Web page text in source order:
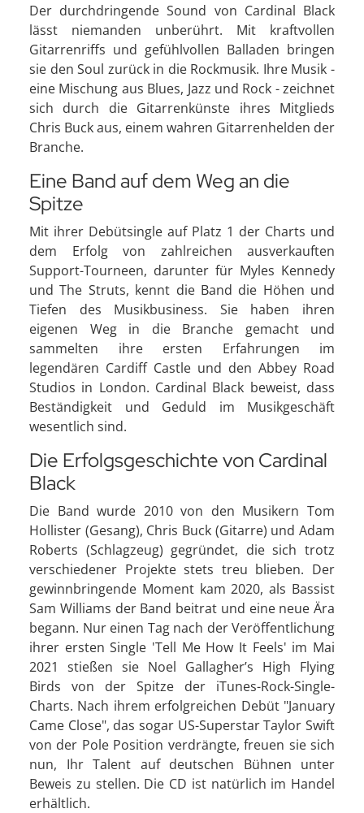
Der durchdringende Sound von Cardinal Black
lässt niemanden unberührt. Mit kraftvollen
Gitarrenriffs und gefühlvollen Balladen bringen
sie den Soul zurück in die Rockmusik. Ihre Musik -
eine Mischung aus Blues, Jazz und Rock - zeichnet
sich durch die Gitarrenkünste ihres Mitglieds
Chris Buck aus, einem wahren Gitarrenhelden der
Branche.
Eine Band auf dem Weg an die
Spitze
Mit ihrer Debütsingle auf Platz 1 der Charts und
dem Erfolg von zahlreichen ausverkauften
Support-Tourneen, darunter für Myles Kennedy
und The Struts, kennt die Band die Höhen und
Tiefen des Musikbusiness. Sie haben ihren
eigenen Weg in die Branche gemacht und
sammelten ihre ersten Erfahrungen im
legendären Cardiff Castle und den Abbey Road
Studios in London. Cardinal Black beweist, dass
Beständigkeit und Geduld im Musikgeschäft
wesentlich sind.
Die Erfolgsgeschichte von Cardinal
Black
Die Band wurde 2010 von den Musikern Tom
Hollister (Gesang), Chris Buck (Gitarre) und Adam
Roberts (Schlagzeug) gegründet, die sich trotz
verschiedener Projekte stets treu blieben. Der
gewinnbringende Moment kam 2020, als Bassist
Sam Williams der Band beitrat und eine neue Ära
begann. Nur einen Tag nach der Veröffentlichung
ihrer ersten Single 'Tell Me How It Feels' im Mai
2021 stießen sie Noel Gallagher’s High Flying
Birds von der Spitze der iTunes-Rock-Single-
Charts. Nach ihrem erfolgreichen Debüt "January
Came Close", das sogar US-Superstar Taylor Swift
von der Pole Position verdrängte, freuen sie sich
nun, Ihr Talent auf deutschen Bühnen unter
Beweis zu stellen. Die CD ist natürlich im Handel
erhältlich.